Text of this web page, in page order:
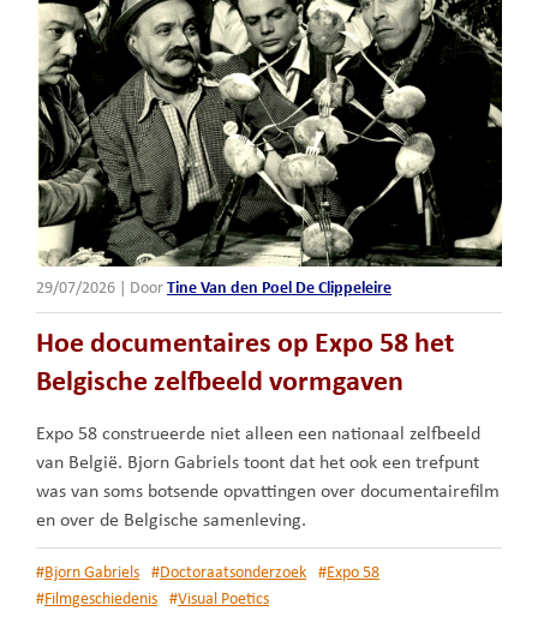
29/07/2026 Door Tine Van den Poel De Clippeleire
Hoe documentaires op Expo 58 het
Belgische zelfbeeld vormgaven
Expo 58 construeerde niet alleen een nationaal zelfbeeld
van België. Bjorn Gabriels toont dat het ook een trefpunt
was van soms botsende opvattingen over documentairefilm
en over de Belgische samenleving.
#Bjorn Gabriels #Doctoraatsonderzoek #Expo 58
#Filmgeschiedenis #Visual Poetics